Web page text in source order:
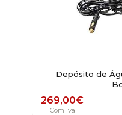
Depósito de
269,00€
Com Iva